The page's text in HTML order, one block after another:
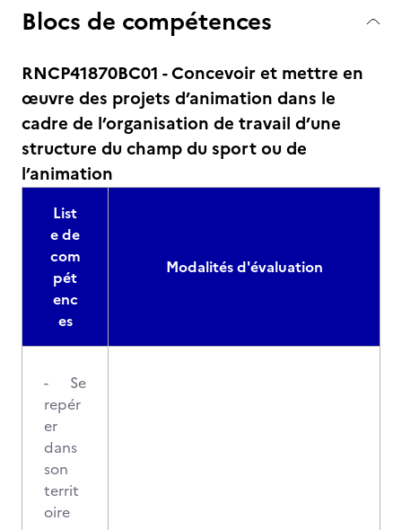
Blocs de compétences
RNCP41870BC01 - Concevoir et mettre en
œuvre des projets d’animation dans le
cadre de l’organisation de travail d’une
structure du champ du sport ou de
l’animation
List
e de
com
pét
enc
es
Modalités d'évaluation
- Se
repér
er
dans
son
territ
oire